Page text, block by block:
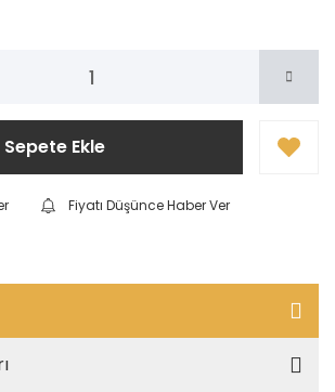
Sepete Ekle
Fiyatı Düşünce Haber Ver